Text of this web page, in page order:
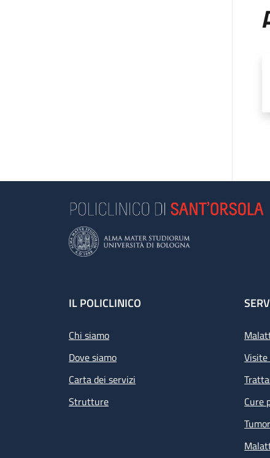
Footer
IL POLICLINICO
Chi siamo
Dove siamo
Carta dei servizi
Strutture
Visite
Cure